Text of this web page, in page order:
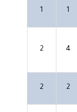
1
1
4
2
2
2